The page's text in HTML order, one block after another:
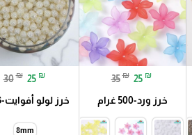
35 ₪ 25 ₪
خرز ورد-500 غرام
30 ₪ 25 ₪
خرز لولو أفوايت-ABS
8mm